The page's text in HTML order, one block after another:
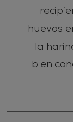
huevos
la
bien